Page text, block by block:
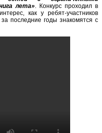
лета» . Конкурс проходил в
как у ребят-участников
последние годы знакомятся с